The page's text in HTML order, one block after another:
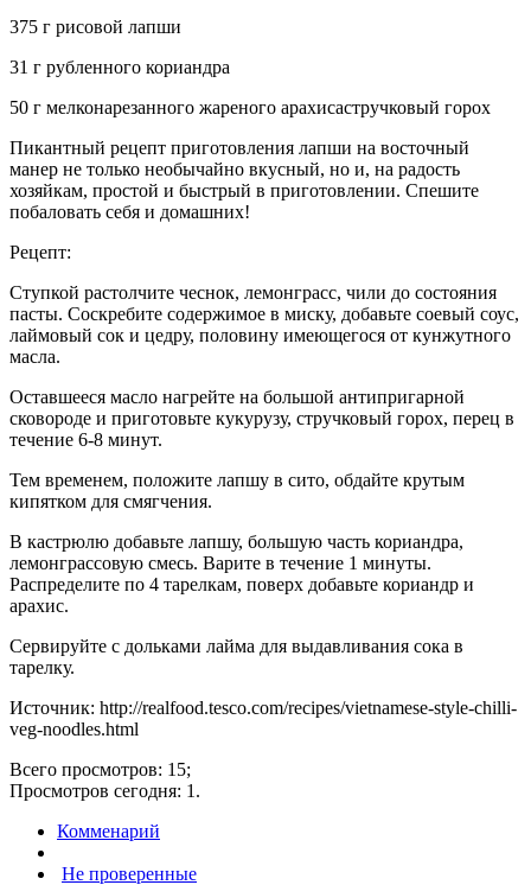
375 г рисовой лапши
31 г рубленного кориандра
50 г мелконарезанного жареного арахисастручковый горох
Пикантный рецепт приготовления лапши на восточный
манер не только необычайно вкусный, но и, на радость
хозяйкам, простой и быстрый в приготовлении. Спешите
побаловать себя и домашних!
Рецепт:
Ступкой растолчите чеснок, лемонграсс, чили до состояния
пасты. Соскребите содержимое в миску, добавьте соевый соус,
лаймовый сок и цедру, половину имеющегося от кунжутного
масла.
Оставшееся масло нагрейте на большой антипригарной
сковороде и приготовьте кукурузу, стручковый горох, перец в
течение 6-8 минут.
Тем временем, положите лапшу в сито, обдайте крутым
кипятком для смягчения.
В кастрюлю добавьте лапшу, большую часть кориандра,
лемонграссовую смесь. Варите в течение 1 минуты.
Распределите по 4 тарелкам, поверх добавьте кориандр и
арахис.
Сервируйте с дольками лайма для выдавливания сока в
тарелку.
Источник: http://realfood.tesco.com/recipes/vietnamese-style-chilli-
veg-noodles.html
Всего просмотров: 15;
Просмотров сегодня: 1.
Комменарий
Не проверенные